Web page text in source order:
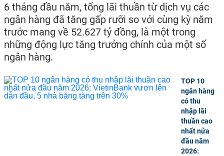
6 tháng đầu năm, tổng lãi thuần từ dịch vụ các
ngân hàng đã tăng gấp rưỡi so với cùng kỳ năm
trước mang về 52.627 tỷ đồng, là một trong
những động lực tăng trưởng chính của một số
ngân hàng.
TOP 10
ngân hàng
có thu
nhập lãi
thuần cao
nhất nửa
đầu năm
2026: